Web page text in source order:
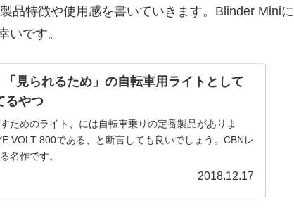
品特徴や使用感を書いていきます。Blinder Miniに
いです。
見られるため」の自転車用ライトとして
るやつ
ためのライト、には自転車乗りの定番製品がありま
VOLT 800である、と断言しても良いでしょう。CBNレ
名作です。
2018.12.17